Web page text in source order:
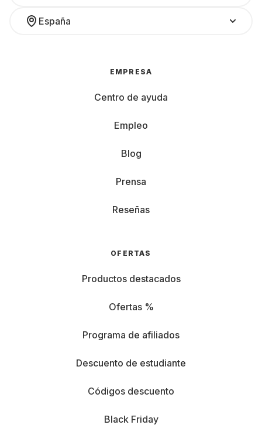
España
EMPRESA
Centro de ayuda
Empleo
Blog
Prensa
Reseñas
OFERTAS
Productos destacados
Ofertas %
Programa de afiliados
Descuento de estudiante
Códigos descuento
Black Friday